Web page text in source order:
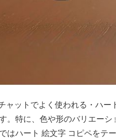
ャットでよく使われる・ハ
。特に、色や形のバリエー
はハート 絵文字 コピペをテ